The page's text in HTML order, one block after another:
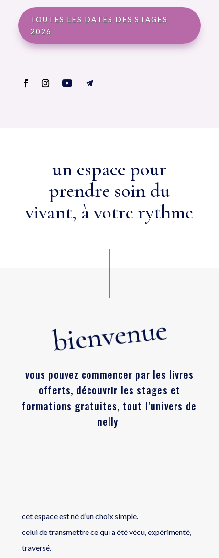
TOUTES LES DATES DES STAGES
2026
un espace pour
prendre soin du
vivant, à votre rythme
bienvenue
vous pouvez commencer par les livres
offerts, découvrir les stages et
formations gratuites, tout l’univers de
nelly
cet espace est né d’un choix simple.
celui de transmettre ce qui a été vécu, expérimenté,
traversé.